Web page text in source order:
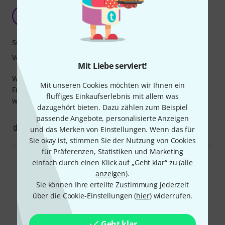
Mit Liebe serviert!
Mit unseren Cookies möchten wir Ihnen ein
fluffiges Einkaufserlebnis mit allem was
dazugehört bieten. Dazu zählen zum Beispiel
passende Angebote, personalisierte Anzeigen
und das Merken von Einstellungen. Wenn das für
Sie okay ist, stimmen Sie der Nutzung von Cookies
für Präferenzen, Statistiken und Marketing
einfach durch einen Klick auf „Geht klar“ zu (alle
anzeigen).
Sie können Ihre erteilte Zustimmung jederzeit
über die Cookie-Einstellungen (hier) widerrufen.
Reger 21.01.2022
War Ersatz für dieselbe Saite, die bei meinem alten
Franzosen zum schönsten Gesamtklang beiträgt. Lieferung
wie immer schnell und fehlerlos. Danke Team Thomann
Sound
Verarbeitung
0 BEWERTUNG MELDEN
Alle Bewertungen lesen
Alternativen vergleichen